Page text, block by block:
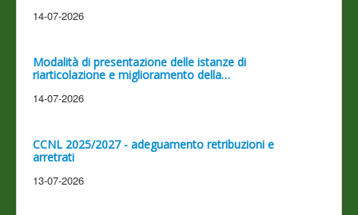
14-07-2026
Modalità di presentazione delle istanze di
riarticolazione e miglioramento della…
14-07-2026
CCNL 2025/2027 - adeguamento retribuzioni e
arretrati
13-07-2026